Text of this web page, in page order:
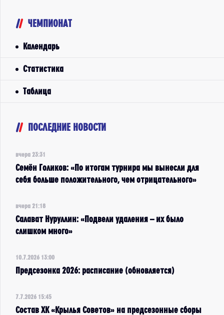
ЧЕМПИОНАТ
Календарь
Статистика
Таблица
ПОСЛЕДНИЕ НОВОСТИ
вчера 23:31
Семён Голиков: «По итогам турнира мы вынесли для
себя больше положительного, чем отрицательного»
вчера 21:18
Салават Нуруллин: «Подвели удаления – их было
слишком много»
10.7.2026 13:00
Предсезонка 2026: расписание (обновляется)
7.7.2026 15:45
Состав ХК «Крылья Советов» на предсезонные сборы